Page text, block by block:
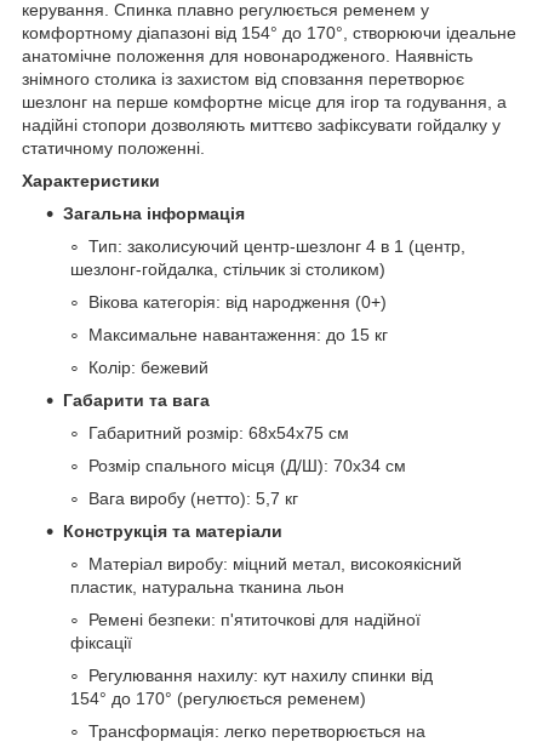
керування. Спинка плавно регулюється ременем у
комфортному діапазоні від 154° до 170°, створюючи ідеальне
анатомічне положення для новонародженого. Наявність
знімного столика із захистом від сповзання перетворює
шезлонг на перше комфортне місце для ігор та годування, а
надійні стопори дозволяють миттєво зафіксувати гойдалку у
статичному положенні.
Характеристики
Загальна інформація
Тип: заколисуючий центр-шезлонг 4 в 1 (центр,
шезлонг-гойдалка, стільчик зі столиком)
Вікова категорія: від народження (0+)
Максимальне навантаження: до 15 кг
Колір: бежевий
Габарити та вага
Габаритний розмір: 68х54х75 см
Розмір спального місця (Д/Ш): 70х34 см
Вага виробу (нетто): 5,7 кг
Конструкція та матеріали
Матеріал виробу: міцний метал, високоякісний
пластик, натуральна тканина льон
Ремені безпеки: п'ятиточкові для надійної
фіксації
Регулювання нахилу: кут нахилу спинки від
154° до 170° (регулюється ременем)
Трансформація: легко перетворюється на